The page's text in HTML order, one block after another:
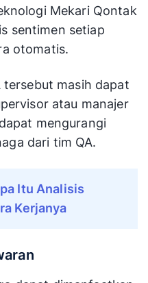
Mekari Qontak
sentimen setiap
otomatis.
tersebut masih dapat
atau manajer
mengurangi
dari tim QA.
Itu Analisis
Kerjanya